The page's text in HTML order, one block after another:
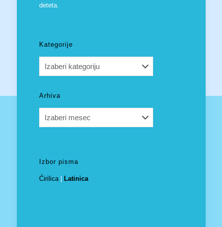
deteta.
Kategorije
Arhiva
Izbor pisma
Ćirilica| Latinica